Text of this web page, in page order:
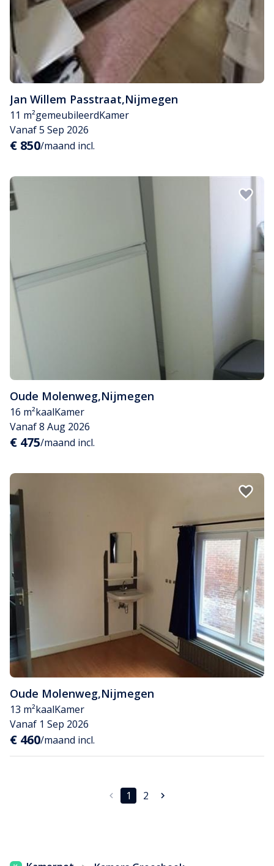
Jan Willem Passtraat,Nijmegen
11 m²gemeubileerdKamer
Vanaf 5 Sep 2026
€ 850/maand incl.
Oude Molenweg,Nijmegen
16 m²kaalKamer
Vanaf 8 Aug 2026
€ 475/maand incl.
Oude Molenweg,Nijmegen
13 m²kaalKamer
Vanaf 1 Sep 2026
€ 460/maand incl.
1 2